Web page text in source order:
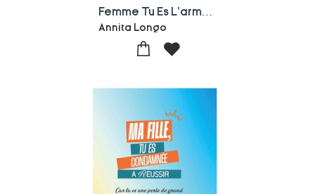
Annita Longo